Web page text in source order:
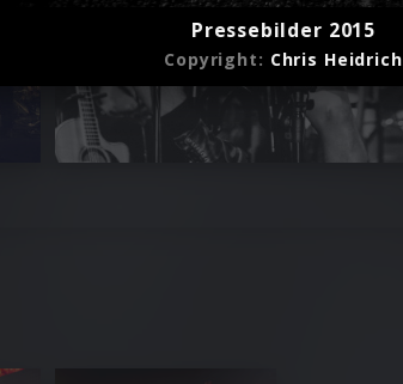
Pressebilder 2015
Copyright: Chris Heidrich